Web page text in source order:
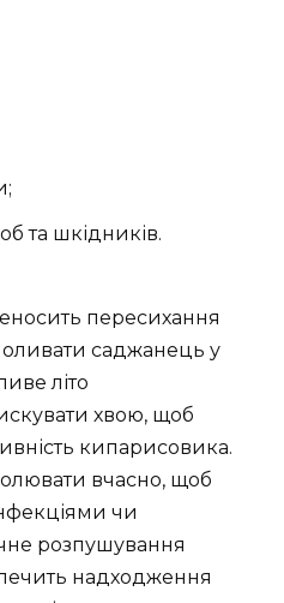
та шкідників.
пересихання
саджанець у
літо
хвою, щоб
кипарисовика.
вчасно, щоб
чи
розпушування
надходження